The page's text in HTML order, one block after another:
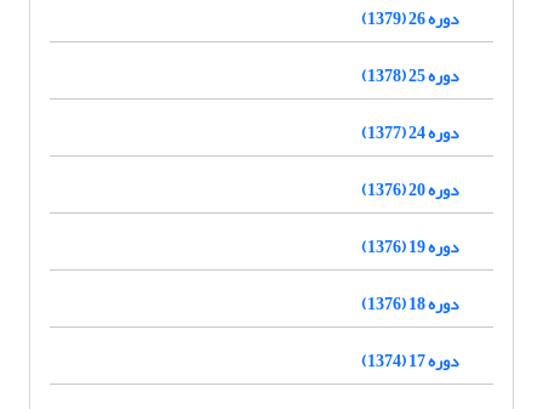
دوره 26 (1379)
دوره 25 (1378)
دوره 24 (1377)
دوره 20 (1376)
دوره 19 (1376)
دوره 18 (1376)
دوره 17 (1374)